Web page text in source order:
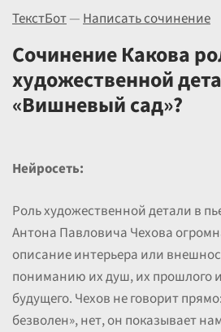
Выбрать режим
Цены
ТекстБот—Написать сочинение
Сочинение Какова
художественной
«Вишневый сад»?
Нейросеть:
Роль художественной детали в
Антона Павловича Чехова
описание интерьера или
пониманию их душ, их прошлого
будущего. Чехов не говорит
безволен», нет, он показывает